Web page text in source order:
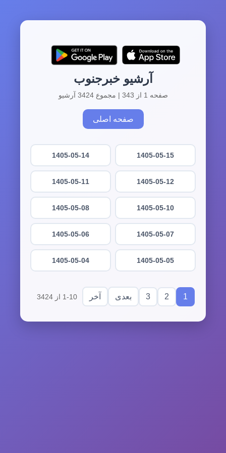
آرشیو خبرجنوب
صفحه 1 از 343 | مجموع 3424 آرشیو
صفحه اصلی
1405-05-15
1405-05-14
1405-05-12
1405-05-11
1405-05-10
1405-05-08
1405-05-07
1405-05-06
1405-05-05
1405-05-04
1
2
3 بعدی آخر 1-10 از 3424